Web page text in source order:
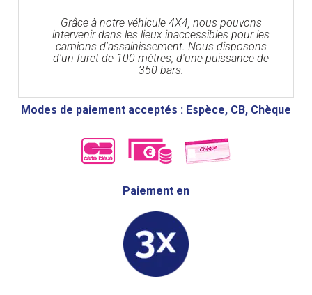
Grâce à notre véhicule 4X4, nous pouvons
intervenir dans les lieux inaccessibles pour les
camions d'assainissement. Nous disposons
d'un furet de 100 mètres, d'une puissance de
350 bars.
Modes de paiement acceptés : Espèce, CB, Chèque
Paiement en